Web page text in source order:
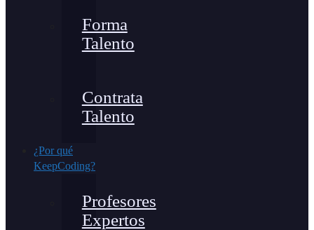
Forma
Talento
Contrata
Talento
¿Por qué
KeepCoding?
Profesores
Expertos